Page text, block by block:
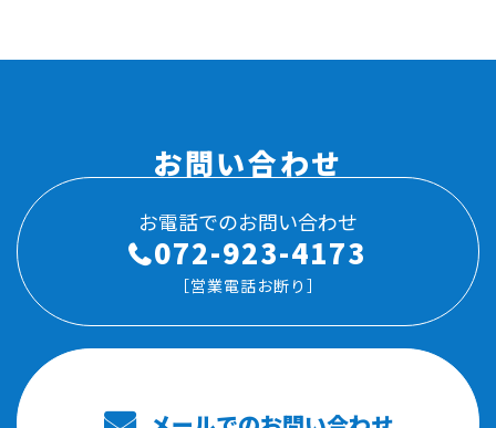
お問い合わせ
お電話でのお問い合わせ
072-923-4173
［営業電話お断り］